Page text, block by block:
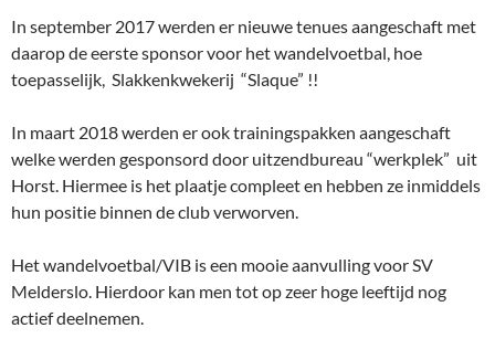
In september 2017 werden er nieuwe tenues aangeschaft met
daarop de eerste sponsor voor het wandelvoetbal, hoe
toepasselijk, Slakkenkwekerij “Slaque” !!
In maart 2018 werden er ook trainingspakken aangeschaft
welke werden gesponsord door uitzendbureau “werkplek” uit
Horst. Hiermee is het plaatje compleet en hebben ze inmiddels
hun positie binnen de club verworven.
Het wandelvoetbal/VIB is een mooie aanvulling voor SV
Melderslo. Hierdoor kan men tot op zeer hoge leeftijd nog
actief deelnemen.